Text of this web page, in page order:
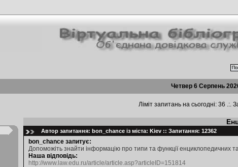
Четвер 6 Серпень
Ліміт запитань на сьогодні: 36 .:.
Автор запитання: bon_chance із міста: Kiev :: Запитання: 12362
bon_chance запитує:
Допоможіть знайти інформацію про типи та функції енциклопедичних
Наша відповідь:
http://www.law.edu.ru/article/article.asp?articleID=151814